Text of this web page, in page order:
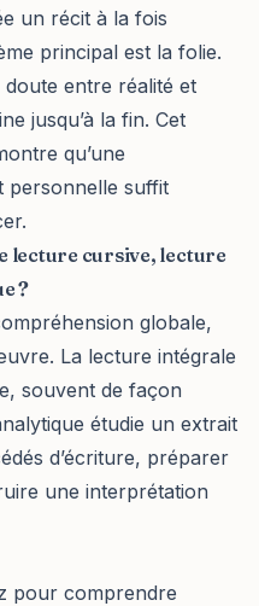
un récit à la fois
principal est la folie.
entre réalité et
jusqu’à la fin. Cet
qu’une
personnelle suffit
lecture cursive, lecture
?
globale,
La lecture intégrale
souvent de façon
étudie un extrait
d’écriture, préparer
une interprétation
pour comprendre